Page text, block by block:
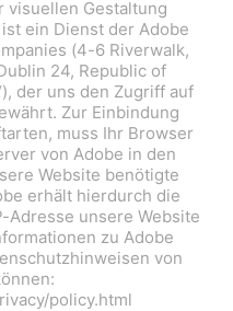
visuellen Gestaltung
ein Dienst der Adobe
(4-6 Riverwalk,
24, Republic of
der uns den Zugriff auf
Zur Einbindung
muss Ihr Browser
von Adobe in den
Website benötigte
erhält hierdurch die
Adresse unsere Website
zu Adobe
von
policy.html